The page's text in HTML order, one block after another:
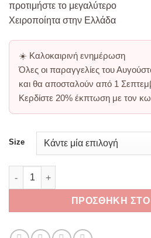
προτιμήστε το μεγαλύτερο
Χειροποίητα στην Ελλάδα
☀️ Καλοκαιρινή ενημέρωση
Όλες οι παραγγελίες του
και θα αποσταλούν από 1
Κερδίστε 20% έκπτωση με τον
Size
Corina Sandals Red Leather
ΠΡΟΣΘΉΚΗ ΣΤΟ